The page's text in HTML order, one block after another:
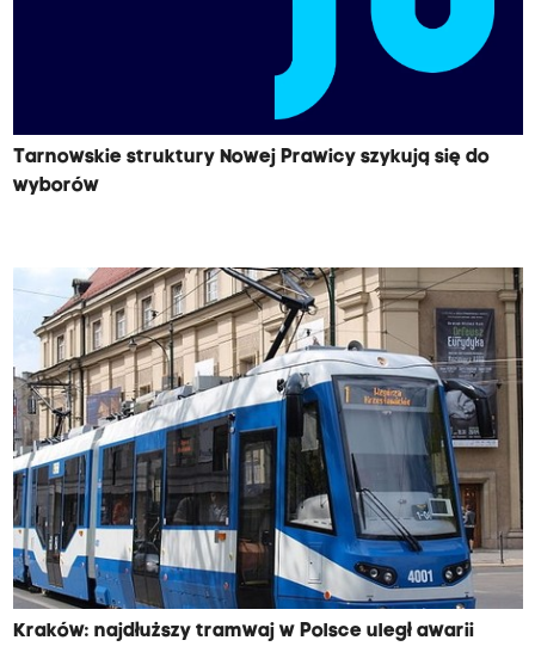
Tarnowskie struktury Nowej Prawicy szykują się do
wyborów
Kraków: najdłuższy tramwaj w Polsce uległ awarii